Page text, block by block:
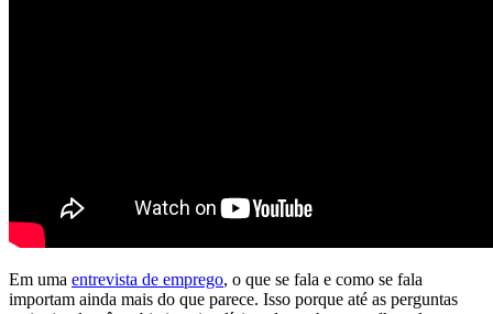
Em uma entrevista de emprego, o que se fala e como se fala
importam ainda mais do que parece. Isso porque até as perguntas